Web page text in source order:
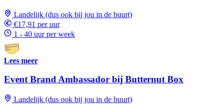
Landelijk (dus ook bij jou in de buurt)
€17,91 per uur
1 - 40 uur per week
Lees meer
Event Brand Ambassador bij Butternut Box
Landelijk (dus ook bij jou in de buurt)